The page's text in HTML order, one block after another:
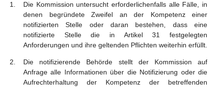
Die Kommission untersucht erforderlichenfalls alle Fälle, in
denen begründete Zweifel an der Kompetenz einer
notifizierten Stelle oder daran bestehen, dass eine
notifizierte Stelle die in Artikel 31 festgelegten
Anforderungen und ihre geltenden Pflichten weiterhin erfüllt.
Die notifizierende Behörde stellt der Kommission auf
Anfrage alle Informationen über die Notifizierung oder die
Aufrechterhaltung der Kompetenz der betreffenden